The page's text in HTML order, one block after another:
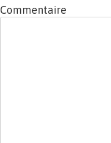
Commentaire